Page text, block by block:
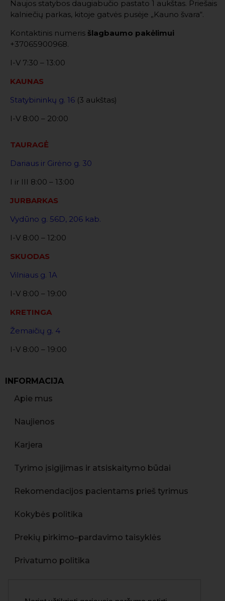
Naujos statybos daugiabučio pastato 1 aukštas. Priešais
kalniečių parkas, kitoje gatvės pusėje „Kauno švara“.
Kontaktinis numeris šlagbaumo pakėlimui
+37065900968.
I-V 7:30 – 13:00
KAUNAS
Statybininkų g. 16 (3 aukštas)
I-V 8:00 – 20:00
TAURAGĖ
Dariaus ir Girėno g. 30
I ir III 8:00 – 13:00
JURBARKAS
Vydūno g. 56D, 206 kab.
I-V 8:00 – 12:00
SKUODAS
Vilniaus g. 1A
I-V 8:00 – 19:00
KRETINGA
Žemaičių g. 4
I-V 8:00 – 19:00
INFORMACIJA
Apie mus
Naujienos
Karjera
Tyrimo įsigijimas ir atsiskaitymo būdai
Rekomendacijos pacientams prieš tyrimus
Kokybės politika
Prekių pirkimo–pardavimo taisyklės
Privatumo politika